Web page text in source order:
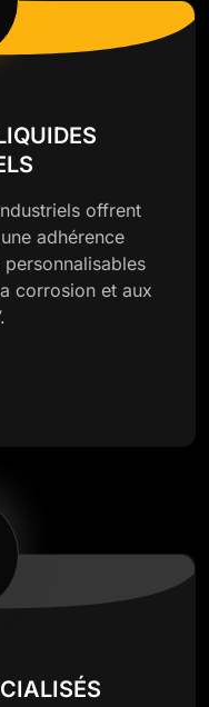
offrent
adhérence
corrosion et aux